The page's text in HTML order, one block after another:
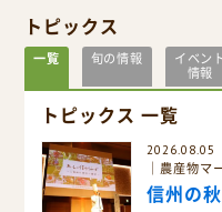
トピックス
一覧 旬の情報
イベン
情報
トピックス 一覧
2026.08.05
農産物マ
信州の